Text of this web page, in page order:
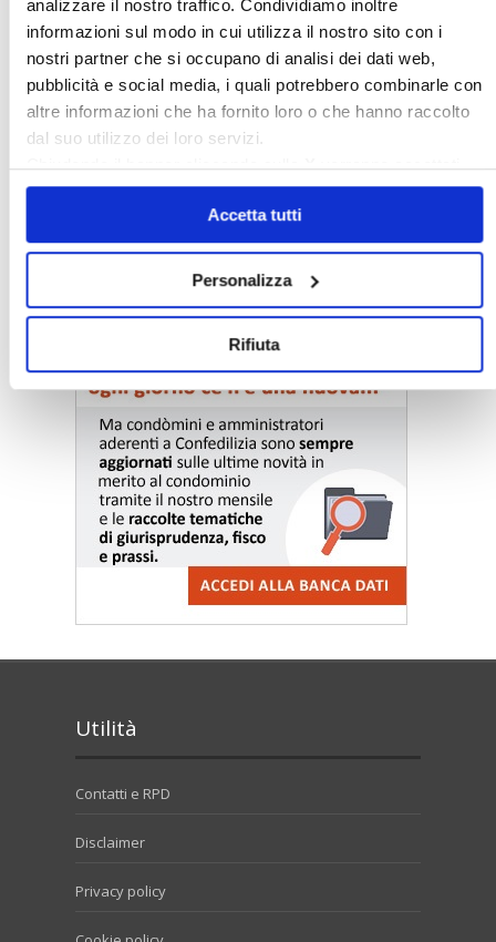
analizzare il nostro traffico. Condividiamo inoltre
informazioni sul modo in cui utilizza il nostro sito con i
nostri partner che si occupano di analisi dei dati web,
pubblicità e social media, i quali potrebbero combinarle con
altre informazioni che ha fornito loro o che hanno raccolto
dal suo utilizzo dei loro servizi.
Chiudendo il banner cliccando sullaXverranno accettati
solo i cookie necessari.
Accetta tutti
Personalizza
Rifiuta
〉 Notizie e Banche dati
Utilità
Contatti e RPD
Disclaimer
Privacy policy